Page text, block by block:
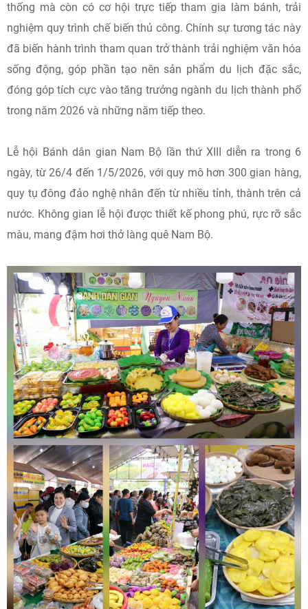
thống mà còn có cơ hội trực tiếp tham gia làm bánh, trải
nghiệm quy trình chế biến thủ công. Chính sự tương tác này
đã biến hành trình tham quan trở thành trải nghiệm văn hóa
sống động, góp phần tạo nên sản phẩm du lịch đặc sắc,
đóng góp tích cực vào tăng trưởng ngành du lịch thành phố
trong năm 2026 và những năm tiếp theo.
Lễ hội Bánh dân gian Nam Bộ lần thứ XIII diễn ra trong 6
ngày, từ 26/4 đến 1/5/2026, với quy mô hơn 300 gian hàng,
quy tụ đông đảo nghệ nhân đến từ nhiều tỉnh, thành trên cả
nước. Không gian lễ hội được thiết kế phong phú, rực rỡ sắc
màu, mang đậm hơi thở làng quê Nam Bộ.